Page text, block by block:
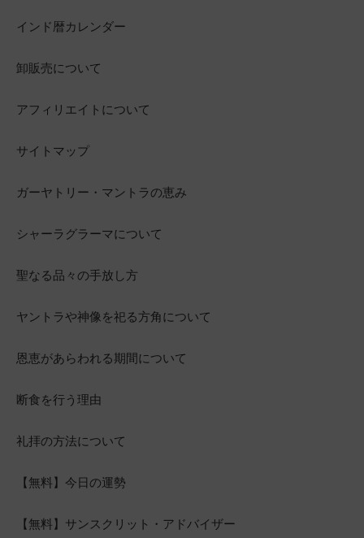
インド暦カレンダー
卸販売について
アフィリエイトについて
サイトマップ
ガーヤトリー・マントラの恵み
シャーラグラーマについて
聖なる品々の手放し方
ヤントラや神像を祀る方角について
恩恵があらわれる期間について
断食を行う理由
礼拝の方法について
【無料】今日の運勢
【無料】サンスクリット・アドバイザー